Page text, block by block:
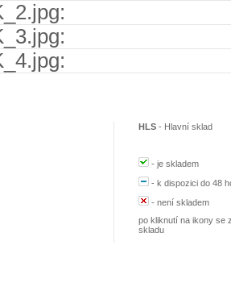
HLS - Hlavní sklad
-je skladem
-k dispozici do 48
-není skladem
po kliknutí na ikony se
skladu